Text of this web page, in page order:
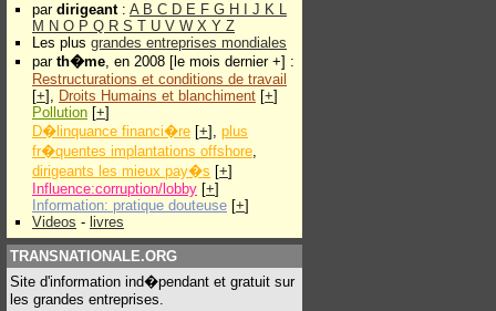
par dirigeant: A B C D E F G H J K L
M N O P Q R S T U V W X Y Z
Les plus grandes entreprises mondiales
par th�me, en 2008 [le mois dernier +] :
Restructurations et conditions de travail
[+], Droits Humains et blanchiment [+]
Pollution [+]
D�linquance financi�re [+], plus
fr�quentes implantations offshore,
dirigeants les mieux pay�s [+]
Influence:corruption/lobby [+]
Information: pratique douteuse [+]
Videos - livres
TRANSNATIONALE.ORG
Site d'information ind�pendant et gratuit sur
les grandes entreprises.